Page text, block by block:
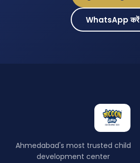
WhatsApp करें
Ahmedabad's most trusted child
development center